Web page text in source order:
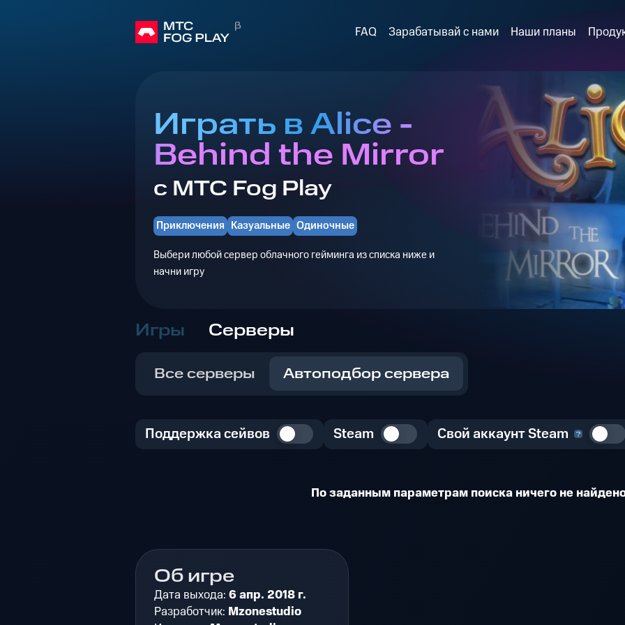
FAQ Зарабатывай с нами Наши планы
Играть в Alice -
Behind the Mirror
с МТС Fog Play
Приключения Казуальные Одиночные
Выбери любой сервер облачного гейминга из списка ниже и
начни игру
Игры Серверы
Все серверы Автоподбор сервера
Поддержка сейвов Steam Свой аккаунт Steam
По заданным параметрам поиска ничего не
Об игре
Дата выхода: 6 апр. 2018 г.
Разработчик: Mzonestudio